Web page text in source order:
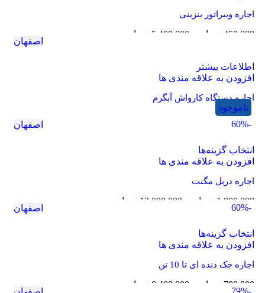
اجاره ویبراتور بنزینی
450,000 تومان 5,400,000 تومان
ناموجود
اصفهان
اطلاعات بیشتر
افزودن به علاقه مندی ها
اجاره دستگاه کارواش آبگرم
-60% اصفهان
انتخاب گزینه‌ها
افزودن به علاقه مندی ها
اجاره دریل مگنت
1,000,000 تومان 12,000,000 تومان
-60% اصفهان
انتخاب گزینه‌ها
افزودن به علاقه مندی ها
اجاره جک دنده ای تا 10 تن
700,000 تومان 8,400,000 تومان
-79%